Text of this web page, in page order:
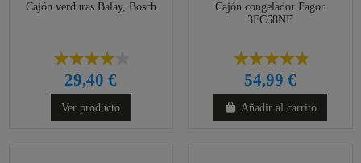
Cajón verduras Balay, Bosch
29,40 €
Ver producto
Cajón congelador Fagor
3FC68NF
54,99 €
Añadir al carrito